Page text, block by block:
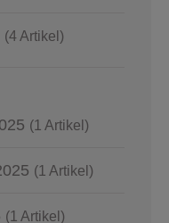
(4 Artikel)
(1 Artikel)
(1 Artikel)
(1 Artikel)